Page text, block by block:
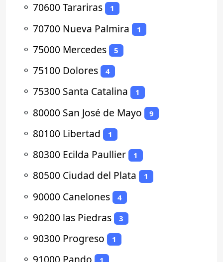
⚬ 70600 Tarariras 1
⚬ 70700 Nueva Palmira 1
⚬ 75000 Mercedes 5
⚬ 75100 Dolores 4
⚬ 75300 Santa Catalina 1
⚬ 80000 San José de Mayo 9
⚬ 80100 Libertad 1
⚬ 80300 Ecilda Paullier 1
⚬ 80500 Ciudad del Plata 1
⚬ 90000 Canelones 4
⚬ 90200 las Piedras 3
⚬ 90300 Progreso 1